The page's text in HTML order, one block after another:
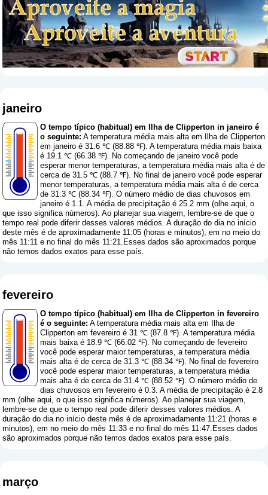
janeiro
O tempo típico (habitual) em Ilha de Clipperton in janeiro é
o seguinte: A temperatura média mais alta em Ilha de Clipperton
em janeiro é 31.6 ℃ (88.88 ℉). A temperatura média mais baixa
é 19.1 ℃ (66.38 ℉). No começando de janeiro você pode
esperar menor temperaturas, a temperatura média mais alta é de
cerca de 31.5 ℃ (88.7 ℉). No final de janeiro você pode esperar
menor temperaturas, a temperatura média mais alta é de cerca
de 31.3 ℃ (88.34 ℉). O número médio de dias chuvosos em
janeiro é 1.1. A média de precipitação é 25.2 mm (olhe aqui, o
que isso significa números). Ao planejar sua viagem, lembre-se de que o
tempo real pode diferir desses valores médios. A duração do dia no início
deste mês é de aproximadamente 11:05 (horas e minutos), em no meio do
mês 11:11 e no final do mês 11:21.Esses dados são aproximados porque
não temos dados exatos para esse país.
fevereiro
O tempo típico (habitual) em Ilha de Clipperton in fevereiro
é o seguinte: A temperatura média mais alta em Ilha de
Clipperton em fevereiro é 31 ℃ (87.8 ℉). A temperatura média
mais baixa é 18.9 ℃ (66.02 ℉). No começando de fevereiro
você pode esperar maior temperaturas, a temperatura média
mais alta é de cerca de 31.3 ℃ (88.34 ℉). No final de fevereiro
você pode esperar maior temperaturas, a temperatura média
mais alta é de cerca de 31.4 ℃ (88.52 ℉). O número médio de
dias chuvosos em fevereiro é 0.3. A média de precipitação é 2.8
mm (olhe aqui, o que isso significa números). Ao planejar sua viagem,
lembre-se de que o tempo real pode diferir desses valores médios. A
duração do dia no início deste mês é de aproximadamente 11:21 (horas e
minutos), em no meio do mês 11:33 e no final do mês 11:47.Esses dados
são aproximados porque não temos dados exatos para esse país.
março